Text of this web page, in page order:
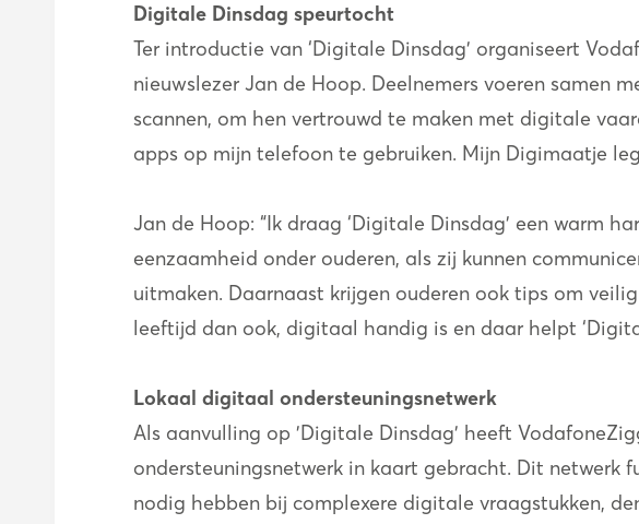
Digitale Dinsdag speurtocht
Ter introductie van ‘Digitale Dinsdag’ organiseert
nieuwslezer Jan de Hoop. Deelnemers voeren samen
scannen, om hen vertrouwd te maken met digitale
apps op mijn telefoon te gebruiken. Mijn Digimaatje
Jan de Hoop: “Ik draag ‘Digitale Dinsdag’ een warm
eenzaamheid onder ouderen, als zij kunnen
uitmaken. Daarnaast krijgen ouderen ook tips om
leeftijd dan ook, digitaal handig is en daar helpt
Lokaal digitaal ondersteuningsnetwerk
Als aanvulling op 'Digitale Dinsdag' heeft
ondersteuningsnetwerk in kaart gebracht. Dit netwerk
nodig hebben bij complexere digitale vraagstukken,